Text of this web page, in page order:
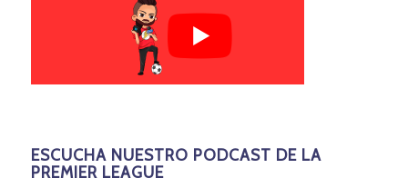
ESCUCHA NUESTRO PODCAST DE LA
PREMIER LEAGUE